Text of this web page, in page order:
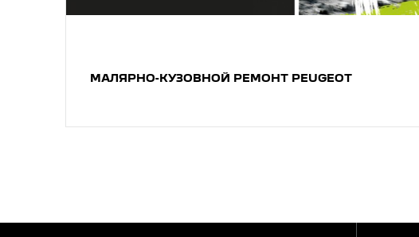
МАЛЯРНО-КУЗОВНОЙ РЕМОНТ PEUGEOT